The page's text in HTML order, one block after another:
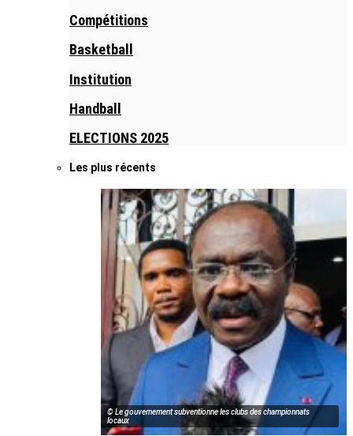
Compétitions
Basketball
Institution
Handball
ELECTIONS 2025
Les plus récents
© Le gouvernement subventionne les clubs des championnats
locaux